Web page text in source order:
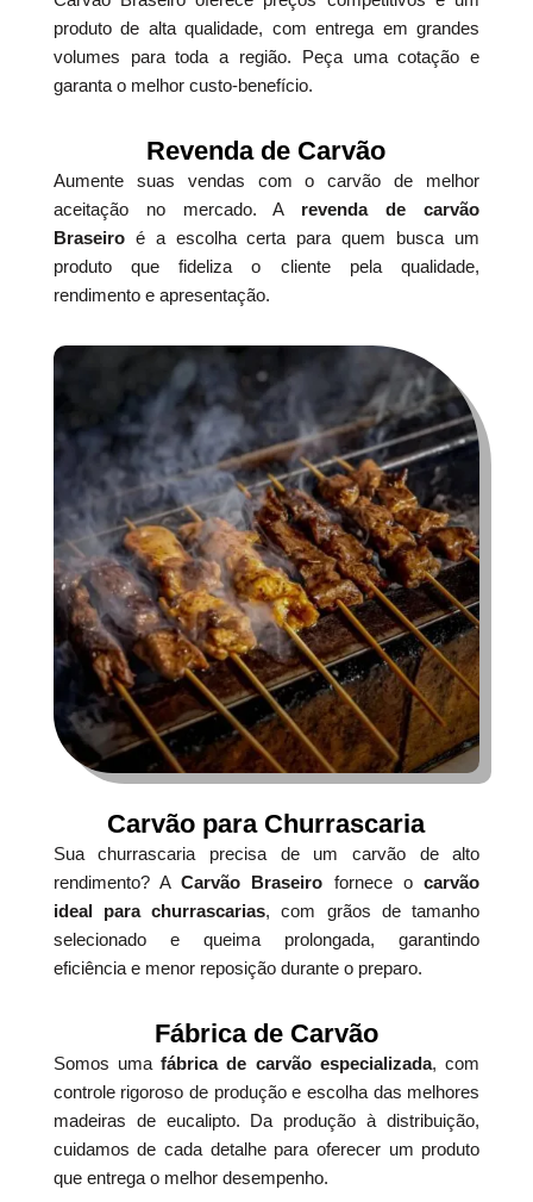
produto de alta qualidade, com entrega em grandes
volumes para toda a região. Peça uma cotação e
garanta o melhor custo-benefício.
Revenda de Carvão
Aumente suas vendas com o carvão de melhor
aceitação no mercado. A revenda de carvão
Braseiroé a escolha certa para quem busca um
produto que fideliza o cliente pela qualidade,
rendimento e apresentação.
Carvão para Churrascaria
Sua churrascaria precisa de um carvão de alto
rendimento? ACarvão Braseiro fornece ocarvão
ideal para churrascarias, com grãos de tamanho
selecionado e queima prolongada, garantindo
eficiência e menor reposição durante o preparo.
Fábrica de Carvão
Somos umafábrica de carvão especializada, com
controle rigoroso de produção e escolha das melhores
madeiras de eucalipto. Da produção à distribuição,
cuidamos de cada detalhe para oferecer um produto
que entrega o melhor desempenho.